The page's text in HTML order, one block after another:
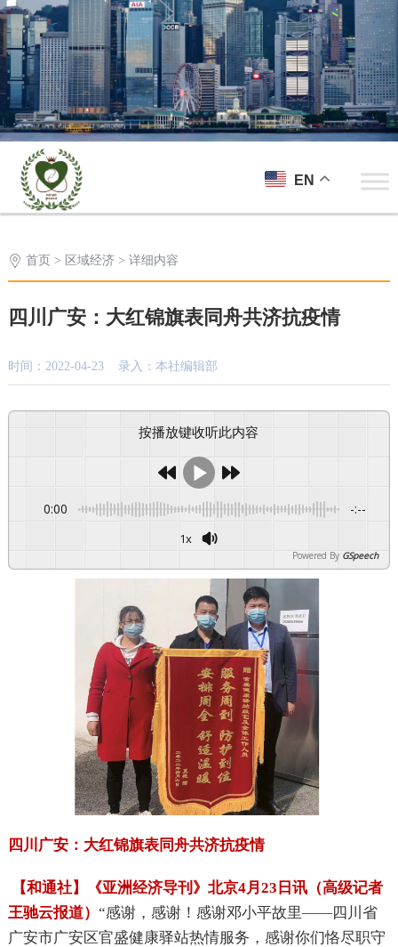
EN
首页 > 区域经济> 详细内容
四川广安：大红锦旗表同舟共济抗疫情
时间：2022-04-23 录入：本社编辑部
按播放键收听此内容
0:00 -:--
1x
Powered By GSpeech
四川广安：大红锦旗表同舟共济抗疫情
【和通社】《亚洲经济导刊》北京4月 23 日讯（高级记者
王驰云报道） “感谢，感谢！感谢邓小平故里——四川省
广安市广安区官盛健康驿站热情服务，感谢你们恪尽职守